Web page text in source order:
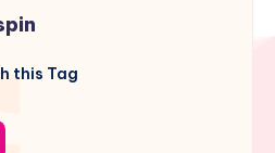
this Tag